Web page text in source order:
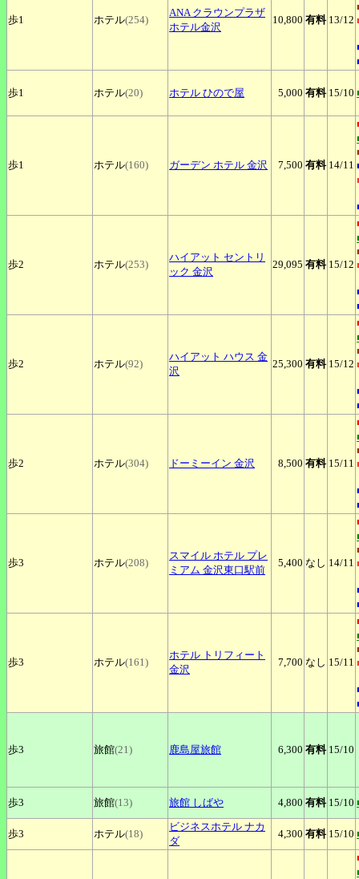
歩1 ホテル(254)
ANAクラウンプラザ
ホテル金沢
10,800 有料 13/12
歩1 ホテル(20) ホテル ひので屋 5,000 有料 15/10
歩1 ホテル(160) ガーデン ホテル 金沢 7,500 有料 14/11
歩2 ホテル(253)
ハイアット セントリ
ック 金沢
29,095 有料 15/12
歩2 ホテル(92)
ハイアット ハウス 金
沢
25,300 有料 15/12
歩2 ホテル(304) ドーミーイン 金沢 8,500 有料 15/11
歩3 ホテル(208)
スマイル ホテル プレ
ミアム 金沢東口駅前
5,400 なし 14/11
歩3 ホテル(161)
ホテル トリフィート
金沢
7,700 なし 15/11
歩3 旅館(21) 鹿島屋旅館 6,300 有料 15/10
歩3 旅館(13) 旅館 しばや 4,800 有料 15/10
歩3 ホテル(18)
ビジネスホテル ナカ
ダ
4,300 有料 15/10